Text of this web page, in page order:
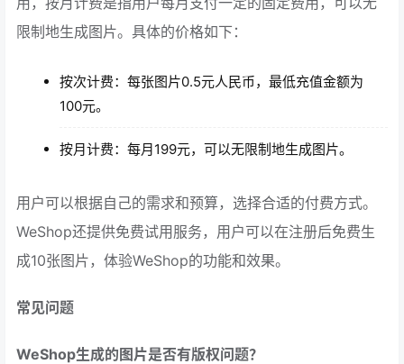
限制地生成图片。具体的价格如下：
按次计费：每张图片0.5元人民币，最低充值金额为
100元。
按月计费：每月199元，可以无限制地生成图片。
用户可以根据自己的需求和预算，选择合适的付费方式。
WeShop还提供免费试用服务，用户可以在注册后免费生
成10张图片，体验WeShop的功能和效果。
常见问题
WeShop生成的图片是否有版权问题？